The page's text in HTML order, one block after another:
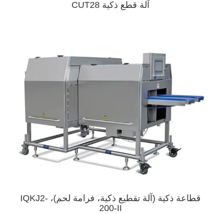
آلة قطع ذكية CUT28
قطاعة ذكية (آلة تقطيع ذكية، فرامة لحم)، IQKJ2-
200-II